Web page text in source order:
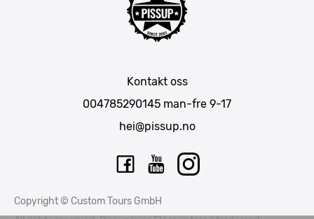
Vilnius
Kontakt oss
004785290145 man-fre 9-17
hei@pissup.no
Copyright © Custom Tours GmbH